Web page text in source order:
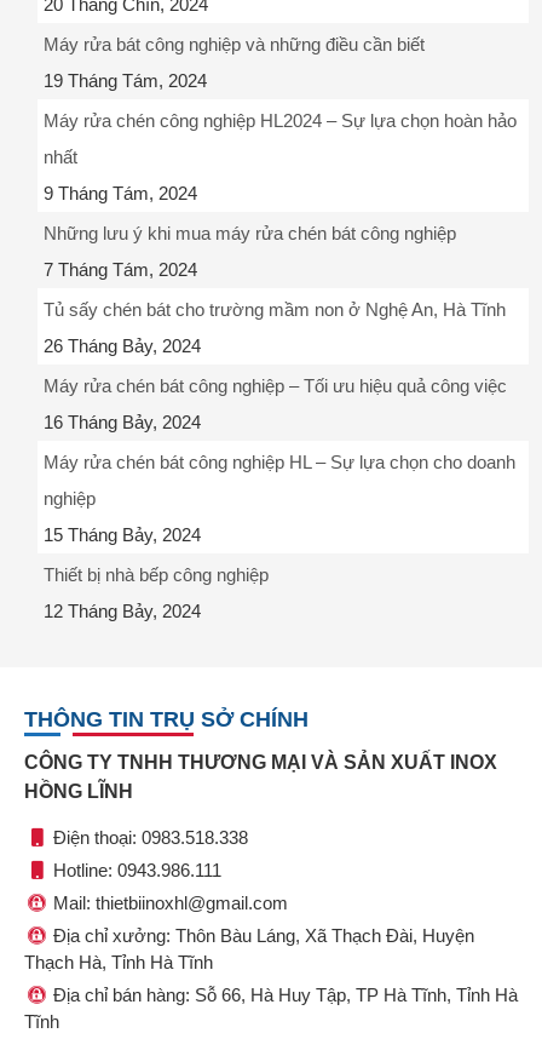
20 Tháng Chín, 2024
Máy rửa bát công nghiệp và những điều cần biết
19 Tháng Tám, 2024
Máy rửa chén công nghiệp HL2024 – Sự lựa chọn hoàn hảo
nhất
9 Tháng Tám, 2024
Những lưu ý khi mua máy rửa chén bát công nghiệp
7 Tháng Tám, 2024
Tủ sấy chén bát cho trường mầm non ở Nghệ An, Hà Tĩnh
26 Tháng Bảy, 2024
Máy rửa chén bát công nghiệp – Tối ưu hiệu quả công việc
16 Tháng Bảy, 2024
Máy rửa chén bát công nghiệp HL – Sự lựa chọn cho doanh
nghiệp
15 Tháng Bảy, 2024
Thiết bị nhà bếp công nghiệp
12 Tháng Bảy, 2024
THÔNG TIN TRỤ SỞ CHÍNH
CÔNG TY TNHH THƯƠNG MẠI VÀ SẢN XUẤT INOX
HỒNG LĨNH
Điện thoại: 0983.518.338
Hotline: 0943.986.111
Mail: thietbiinoxhl@gmail.com
Địa chỉ xưởng: Thôn Bàu Láng, Xã Thạch Đài, Huyện
Thạch Hà, Tỉnh Hà Tĩnh
Địa chỉ bán hàng: Sỗ 66, Hà Huy Tập, TP Hà Tĩnh, Tỉnh Hà
Tĩnh